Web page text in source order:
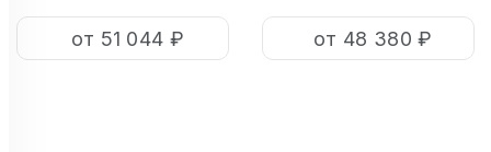
от 51 044 ₽ от 48 380 ₽